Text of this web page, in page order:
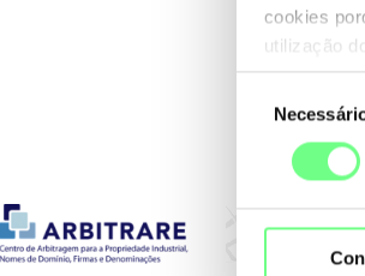
cookies
utilização
consentimento